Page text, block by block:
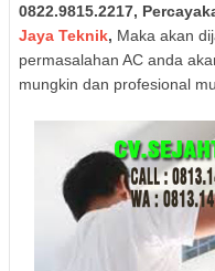
0822.9815.2217,
Jaya Teknik, Maka akan
permasalahan AC anda
mungkin dan profesional